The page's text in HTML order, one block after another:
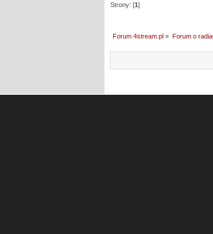
Strony: [1]
Forum 4stream.pl » Forum o